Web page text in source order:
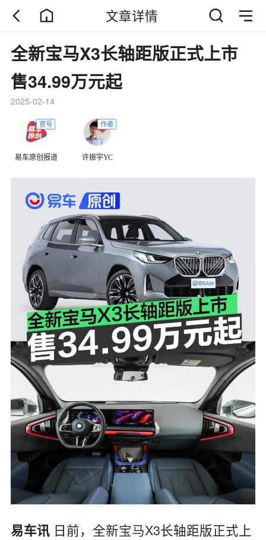
文章详情
全新宝马X3长轴距版正式上市
售34.99万元起
2025-02-14
官号
易车原创报道
作者
许振宇YC
易车讯 日前，全新宝马X3长轴距版正式上